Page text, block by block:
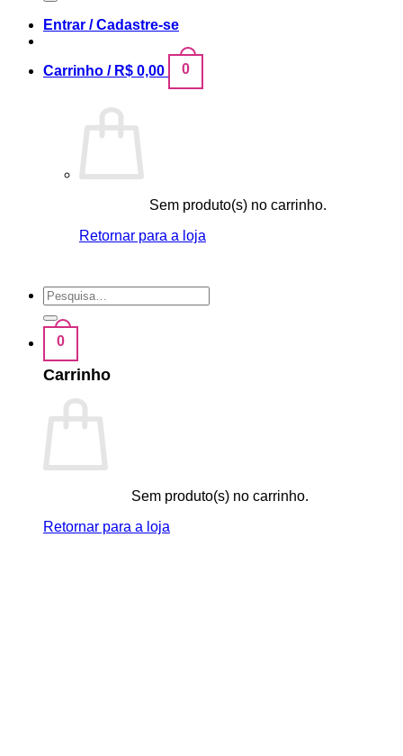
Entrar / Cadastre-se
Carrinho / R$ 0,00 0
Sem produto(s) no carrinho.
Retornar para a loja
Pesquisar
por:
0
Carrinho
Sem produto(s) no carrinho.
Retornar para a loja